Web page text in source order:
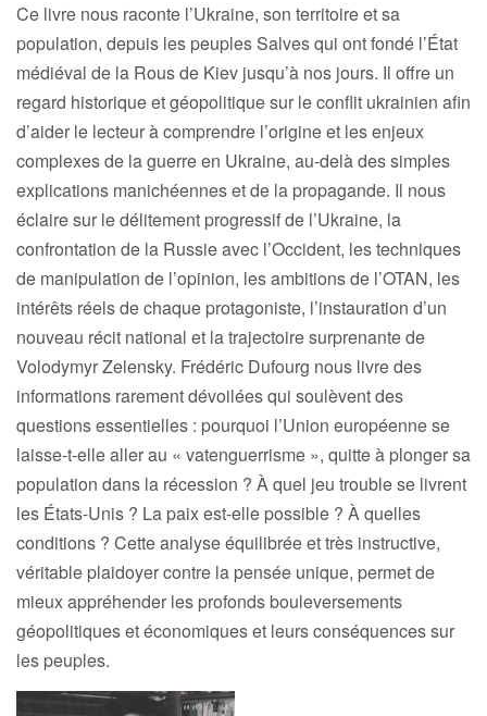
Ce livre nous raconte l’Ukraine, son territoire et sa
population, depuis les peuples Salves qui ont fondé l’État
médiéval de la Rous de Kiev jusqu’à nos jours. Il offre un
regard historique et géopolitique sur le conflit ukrainien afin
d’aider le lecteur à comprendre l’origine et les enjeux
complexes de la guerre en Ukraine, au-delà des simples
explications manichéennes et de la propagande. Il nous
éclaire sur le délitement progressif de l’Ukraine, la
confrontation de la Russie avec l’Occident, les techniques
de manipulation de l’opinion, les ambitions de l’OTAN, les
intérêts réels de chaque protagoniste, l’instauration d’un
nouveau récit national et la trajectoire surprenante de
Volodymyr Zelensky. Frédéric Dufourg nous livre des
informations rarement dévoilées qui soulèvent des
questions essentielles : pourquoi l’Union européenne se
laisse-t-elle aller au « vatenguerrisme », quitte à plonger sa
population dans la récession ? À quel jeu trouble se livrent
les États-Unis ? La paix est-elle possible ? À quelles
conditions ? Cette analyse équilibrée et très instructive,
véritable plaidoyer contre la pensée unique, permet de
mieux appréhender les profonds bouleversements
géopolitiques et économiques et leurs conséquences sur
les peuples.